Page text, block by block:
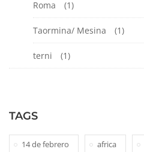
Roma (1)
Taormina/ Mesina (1)
terni (1)
TAGS
14 de febrero africa